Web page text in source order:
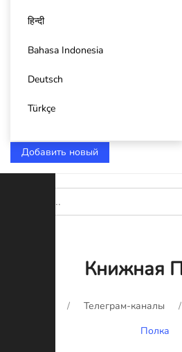
हिन्दी
Bahasa Indonesia
Deutsch
Türkçe
Добавить новый
Книжная
Телеграм-каналы
Полка